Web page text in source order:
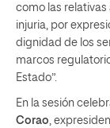
como las relativas
injuria, por
dignidad de los
marcos
Estado”.
En la sesión
Corao,